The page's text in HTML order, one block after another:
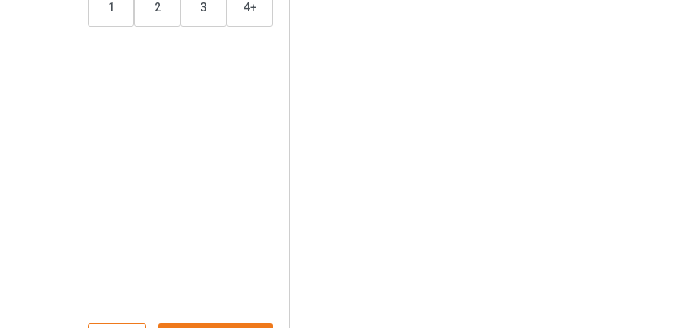
1 2 3 4+